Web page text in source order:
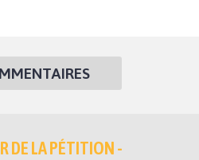
DE LA PÉTITION -